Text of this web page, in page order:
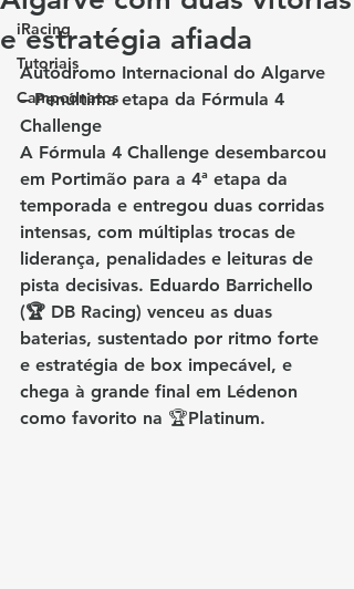
iRacing
Tutoriais
Campeonatos
e estratégia afiada
Autódromo Internacional do Algarve
– Penúltima etapa da Fórmula 4
Challenge
A Fórmula 4 Challenge desembarcou
em Portimão para a 4ª etapa da
temporada e entregou duas corridas
intensas, com múltiplas trocas de
liderança, penalidades e leituras de
pista decisivas. Eduardo Barrichello
(🏆 DB Racing) venceu as duas
baterias, sustentado por ritmo forte
e estratégia de box impecável, e
chega à grande final em Lédenon
como favorito na 🏆Platinum.